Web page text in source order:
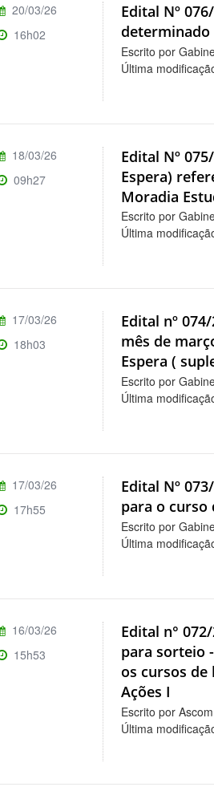
Edital Nº
determinado
Escrito por
Última
20/03/26
16h02
Edital Nº
Espera)
Moradia
Escrito por
Última
18/03/26
09h27
Edital nº
mês de
Espera (
Escrito por
Última
17/03/26
18h03
Edital Nº
para o curso
Escrito por
Última
17/03/26
17h55
Edital n°
para sorteio
os cursos de
Ações I
Escrito por
Última
16/03/26
15h53